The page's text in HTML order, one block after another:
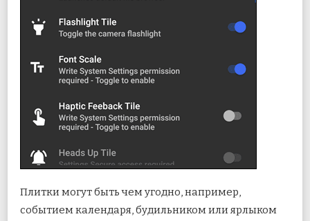
Плитки могут быть чем угодно, например,
событием календаря, будильником или ярлыком